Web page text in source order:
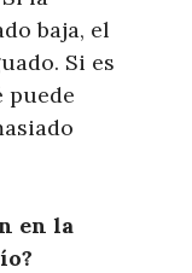
baja, el
Si es
puede
en la